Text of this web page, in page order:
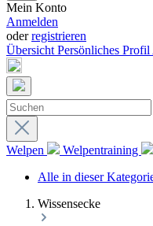
Mein Konto
Anmelden
oderregistrieren
Übersicht Persönliches Profil
Welpen
Welpentraining
Alle in dieser
Wissensecke